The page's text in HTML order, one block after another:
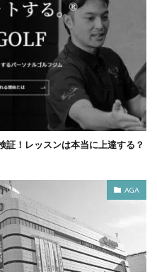
証！レッスンは本当に上達する？
AGA